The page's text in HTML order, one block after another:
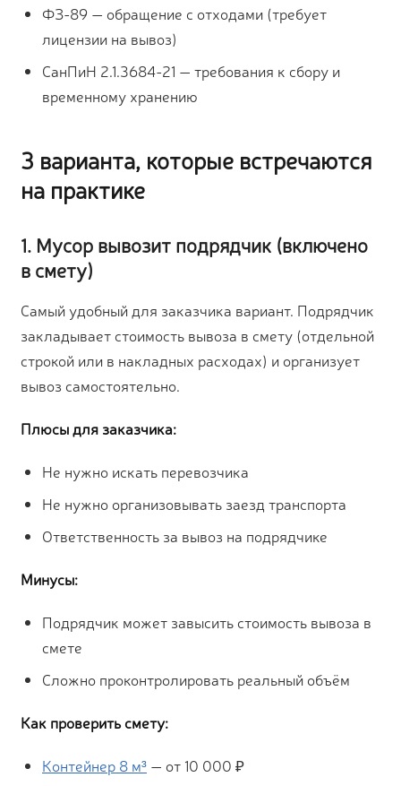
ФЗ-89 — обращение с отходами (требует
лицензии на вывоз)
СанПиН 2.1.3684-21 — требования к сбору и
временному хранению
3 варианта, которые встречаются
на практике
1. Мусор вывозит подрядчик (включено
в смету)
Самый удобный для заказчика вариант. Подрядчик
закладывает стоимость вывоза в смету (отдельной
строкой или в накладных расходах) и организует
вывоз самостоятельно.
Плюсы для заказчика:
Не нужно искать перевозчика
Не нужно организовывать заезд транспорта
Ответственность за вывоз на подрядчике
Минусы:
Подрядчик может завысить стоимость вывоза в
смете
Сложно проконтролировать реальный объём
Как проверить смету:
Контейнер 8 м³ — от 10 000 ₽